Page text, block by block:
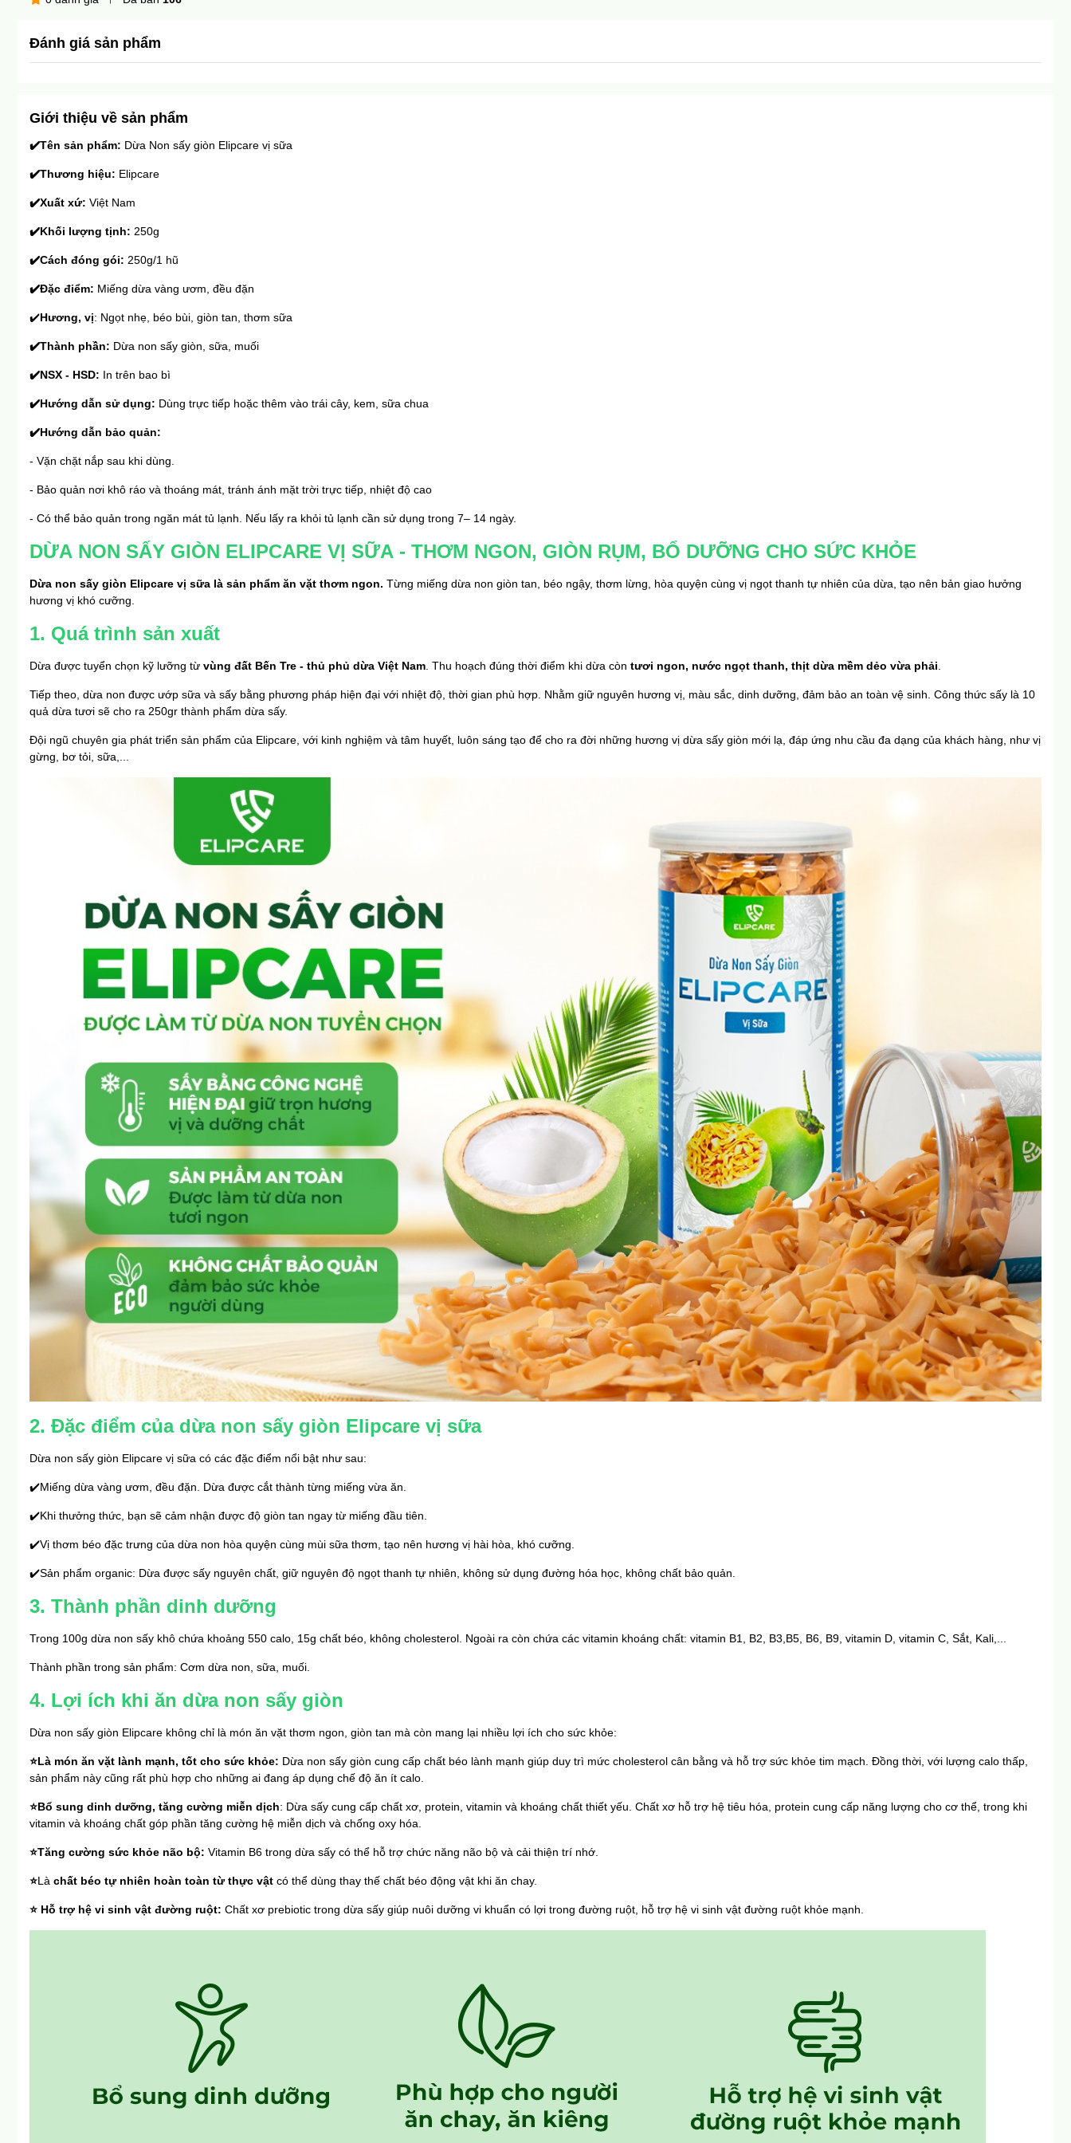
Đánh giá sản phẩm
Giới thiệu về sản phẩm
✔️Tên sản phẩm: Dừa Non sấy giòn Elipcare vị sữa
✔️Thương hiệu: Elipcare
✔️Xuất xứ: Việt Nam
✔️Khối lượng tịnh: 250g
✔️Cách đóng gói: 250g/1 hũ
✔️Đặc điểm: Miếng dừa vàng ươm, đều đặn
✔️Hương, vị: Ngọt nhẹ, béo bùi, giòn tan, thơm sữa
✔️Thành phần: Dừa non sấy giòn, sữa, muối
✔️NSX - HSD: In trên bao bì
✔️Hướng dẫn sử dụng: Dùng trực tiếp hoặc thêm vào trái cây, kem, sữa chua
✔️Hướng dẫn bảo quản:
- Vặn chặt nắp sau khi dùng.
- Bảo quản nơi khô ráo và thoáng mát, tránh ánh mặt trời trực tiếp, nhiệt độ cao
- Có thể bảo quản trong ngăn mát tủ lạnh. Nếu lấy ra khỏi tủ lạnh cần sử dụng trong 7– 14 ngày.
DỪA NON SẤY GIÒN ELIPCARE VỊ SỮA - THƠM NGON, GIÒN RỤM, BỔ DƯỠNG CHO SỨC KHỎE
Dừa non sấy giòn Elipcare vị sữa là sản phẩm ăn vặt thơm ngon. Từng miếng dừa non giòn tan, béo ngậy, thơm lừng, hòa quyện cùng vị ngọt thanh tự nhiên của dừa, tạo nên bản giao hưởng
hương vị khó cưỡng.
1. Quá trình sản xuất
Dừa được tuyển chọn kỹ lưỡng từ vùng đất Bến Tre - thủ phủ dừa Việt Nam Thu hoạch đúng thời điểm khi dừa còn tươi ngon, nước ngọt thanh, thịt dừa mềm dẻo vừa phải
Tiếp theo, dừa non được ướp sữa và sấy bằng phương pháp hiện đại với nhiệt độ, thời gian phù hợp. Nhằm giữ nguyên hương vị, màu sắc, dinh dưỡng, đảm bảo an toàn vệ sinh. Công thức sấy là 10
quả dừa tươi sẽ cho ra 250gr thành phẩm dừa sấy.
Đội ngũ chuyên gia phát triển sản phẩm của Elipcare, với kinh nghiệm và tâm huyết, luôn sáng tạo để cho ra đời những hương vị dừa sấy giòn mới lạ, đáp ứng nhu cầu đa dạng của khách hàng, như vị
gừng, bơ tỏi, sữa,...
2. Đặc điểm của dừa non sấy giòn Elipcare vị sữa
Dừa non sấy giòn Elipcare vị sữa có các đặc điểm nổi bật như sau:
✔️Miếng dừa vàng ươm, đều đặn. Dừa được cắt thành từng miếng vừa ăn.
✔️Khi thưởng thức, bạn sẽ cảm nhận được độ giòn tan ngay từ miếng đầu tiên.
✔️Vị thơm béo đặc trưng của dừa non hòa quyện cùng mùi sữa thơm, tạo nên hương vị hài hòa, khó cưỡng.
✔️Sản phẩm organic: Dừa được sấy nguyên chất, giữ nguyên độ ngọt thanh tự nhiên, không sử dụng đường hóa học, không chất bảo quản.
3. Thành phần dinh dưỡng
Trong 100g dừa non sấy khô chứa khoảng 550 calo, 15g chất béo, không cholesterol. Ngoài ra còn chứa các vitamin khoáng chất: vitamin B1, B2, B3,B5, B6, B9, vitamin D, vitamin C, Sắt, Kali,...
Thành phần trong sản phẩm: Cơm dừa non, sữa, muối.
4. Lợi ích khi ăn dừa non sấy giòn
Dừa non sấy giòn Elipcare không chỉ là món ăn vặt thơm ngon, giòn tan mà còn mang lại nhiều lợi ích cho sức khỏe:
⭐Là món ăn vặt lành mạnh, tốt cho sức khỏe: Dừa non sấy giòn cung cấp chất béo lành mạnh giúp duy trì mức cholesterol cân bằng và hỗ trợ sức khỏe tim mạch. Đồng thời, với lượng calo thấp,
sản phẩm này cũng rất phù hợp cho những ai đang áp dụng chế độ ăn ít calo.
⭐Bổ sung dinh dưỡng, tăng cường miễn dịch: Dừa sấy cung cấp chất xơ, protein, vitamin và khoáng chất thiết yếu. Chất xơ hỗ trợ hệ tiêu hóa, protein cung cấp năng lượng cho cơ thể, trong khi
vitamin và khoáng chất góp phần tăng cường hệ miễn dịch và chống oxy hóa.
⭐Tăng cường sức khỏe não bộ: Vitamin B6 trong dừa sấy có thể hỗ trợ chức năng não bộ và cải thiện trí nhớ.
⭐Là chất béo tự nhiên hoàn toàn từ thực vật có thể dùng thay thế chất béo động vật khi ăn chay.
⭐ Hỗ trợ hệ vi sinh vật đường ruột: Chất xơ prebiotic trong dừa sấy giúp nuôi dưỡng vi khuẩn có lợi trong đường ruột, hỗ trợ hệ vi sinh vật đường ruột khỏe mạnh.